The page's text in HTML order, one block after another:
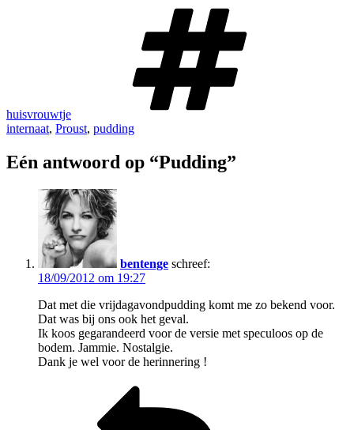
huisvrouwtje
internaat, Proust, pudding
Eén antwoord op “Pudding”
bentenge schreef:
18/09/2012 om 19:27
Dat met die vrijdagavondpudding komt me zo bekend voor.
Dat was bij ons ook het geval.
Ik koos gegarandeerd voor de versie met speculoos op de
bodem. Jammie. Nostalgie.
Dank je wel voor de herinnering !